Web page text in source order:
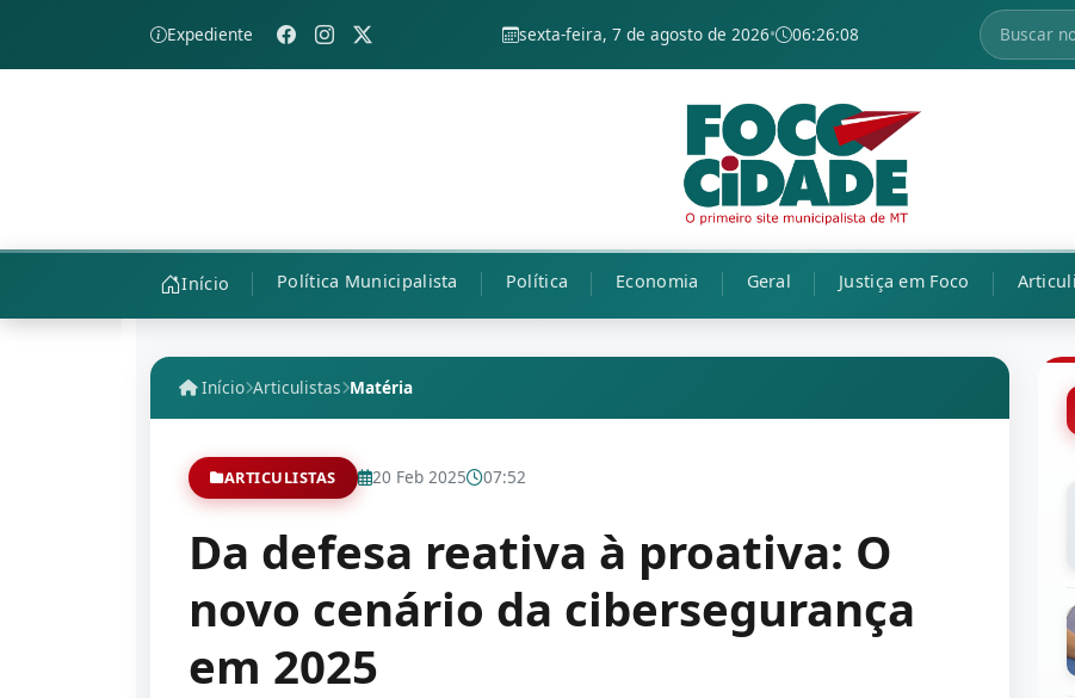
Expediente sexta-feira, 7 de agosto de 2026• 06:26:09
Início Política Municipalista Política Economia Geral Justiça em Foco
Início Articulistas Matéria
ARTICULISTAS 20 Feb 2025 07:52
Da defesa reativa à proativa: O
novo cenário da cibersegurança
em 2025